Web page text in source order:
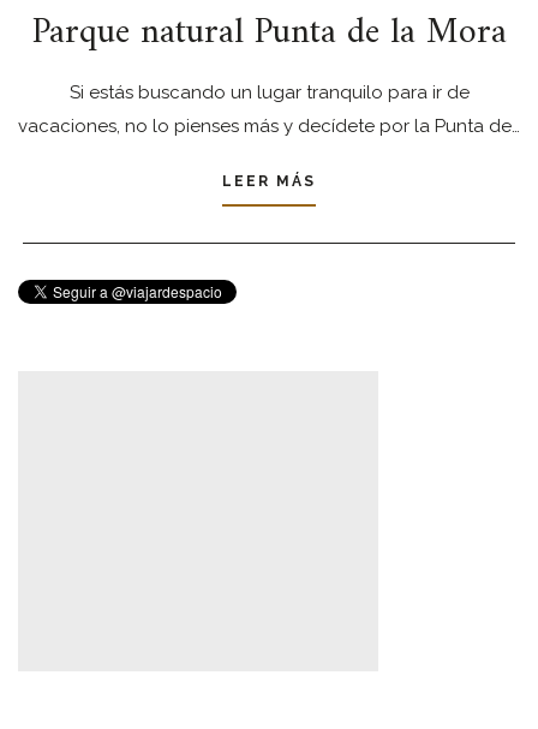
Parque natural Punta de la Mora
Si estás buscando un lugar tranquilo para ir de
vacaciones, no lo pienses más y decídete por la Punta de…
LEER MÁS